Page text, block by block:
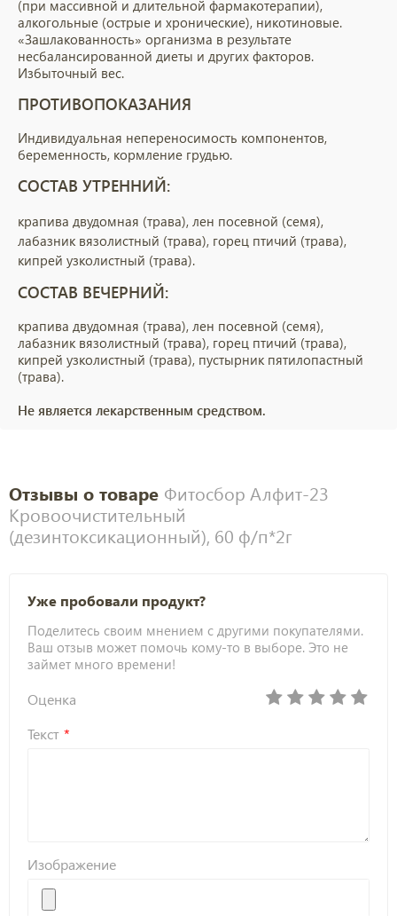
(при массивной и длительной фармакотерапии),
алкогольные (острые и хронические), никотиновые.
«Зашлакованность» организма в результате
несбалансированной диеты и других факторов.
Избыточный вес.
ПРОТИВОПОКАЗАНИЯ
Индивидуальная непереносимость компонентов,
беременность, кормление грудью.
СОСТАВ УТРЕННИЙ:
крапива двудомная (трава), лен посевной (семя),
лабазник вязолистный (трава), горец птичий (трава),
кипрей узколистный (трава).
СОСТАВ ВЕЧЕРНИЙ:
крапива двудомная (трава), лен посевной (семя),
лабазник вязолистный (трава), горец птичий (трава),
кипрей узколистный (трава), пустырник пятилопастный
(трава).
Не является лекарственным средством.
Отзывы о товаре Фитосбор Алфит-23
Кровоочистительный
(дезинтоксикационный), 60 ф/п*2г
Уже пробовали продукт?
Поделитесь своим мнением с другими покупателями.
Ваш отзыв может помочь кому-то в выборе. Это не
займет много времени!
Оценка
Текст
Изображение